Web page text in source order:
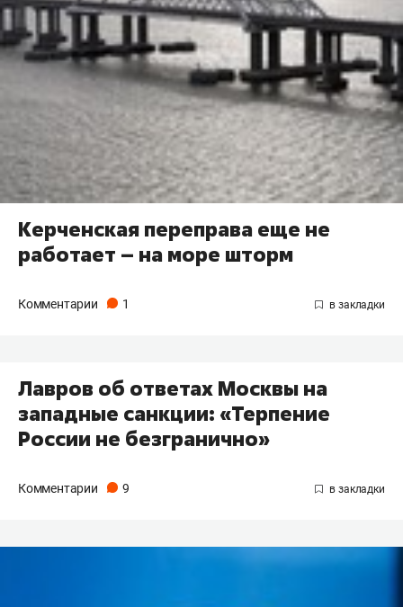
Керченская переправа еще не
работает – на море шторм
Комментарии 1
Лавров об ответах Москвы на
западные санкции: «Терпение
России не безгранично»
Комментарии 9